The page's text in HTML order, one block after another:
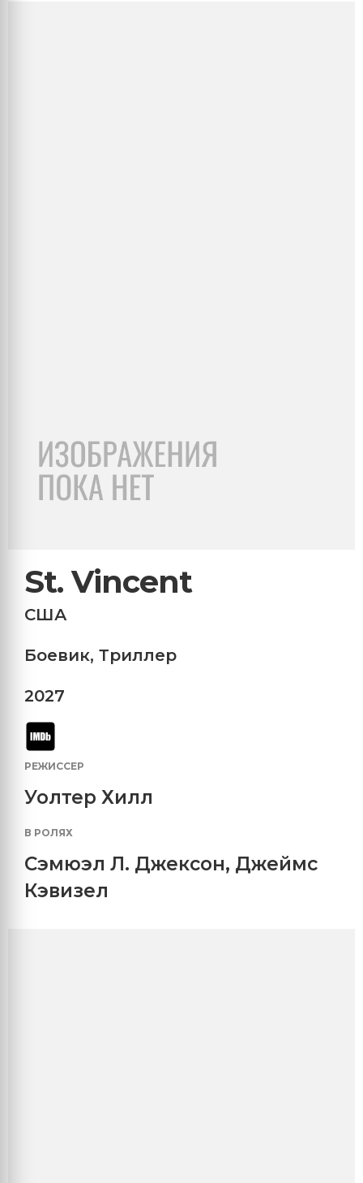
St. Vincent
США
Боевик, Триллер
2027
РЕЖИССЕР
Уолтер Хилл
В РОЛЯХ
Сэмюэл Л. Джексон, Джеймс
Кэвизел